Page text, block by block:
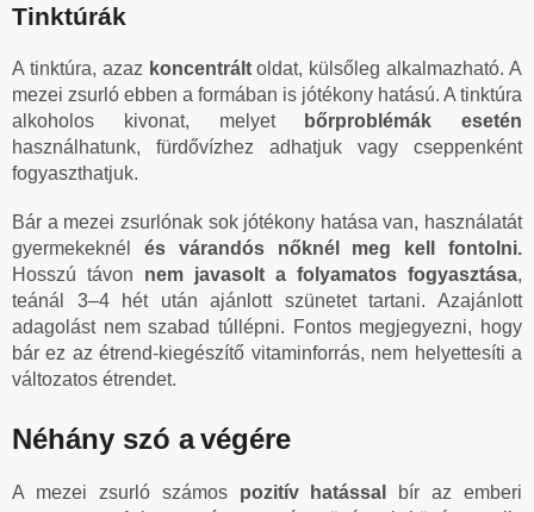
Tinktúrák
A tinktúra, azaz koncentráltoldat, külsőleg alkalmazható. A
mezei zsurló ebben a formában is jótékony hatású. A tinktúra
alkoholos kivonat, melyet
bőrproblémák esetén
használhatunk, fürdővízhez adhatjuk vagy cseppenként
fogyaszthatjuk.
Bár a mezei zsurlónak sok jótékony hatása van, használatát
gyermekeknél és várandós nőknél meg kell fontolni.
Hosszú távon nem javasolt a folyamatos fogyasztása,
teánál 3–4 hét után ajánlott szünetet tartani. Azajánlott
adagolást nem szabad túllépni. Fontos megjegyezni, hogy
bár ez az étrend-kiegészítő vitaminforrás, nem helyettesíti a
változatos étrendet.
Néhány szó a végére
A mezei zsurló számos pozitív hatással
bír az emberi